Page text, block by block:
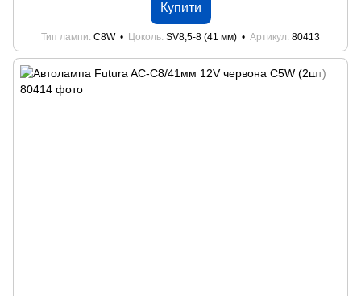
Купити
Тип лампи C8W Цоколь SV8,5-8 (41 мм) Артикул 80413